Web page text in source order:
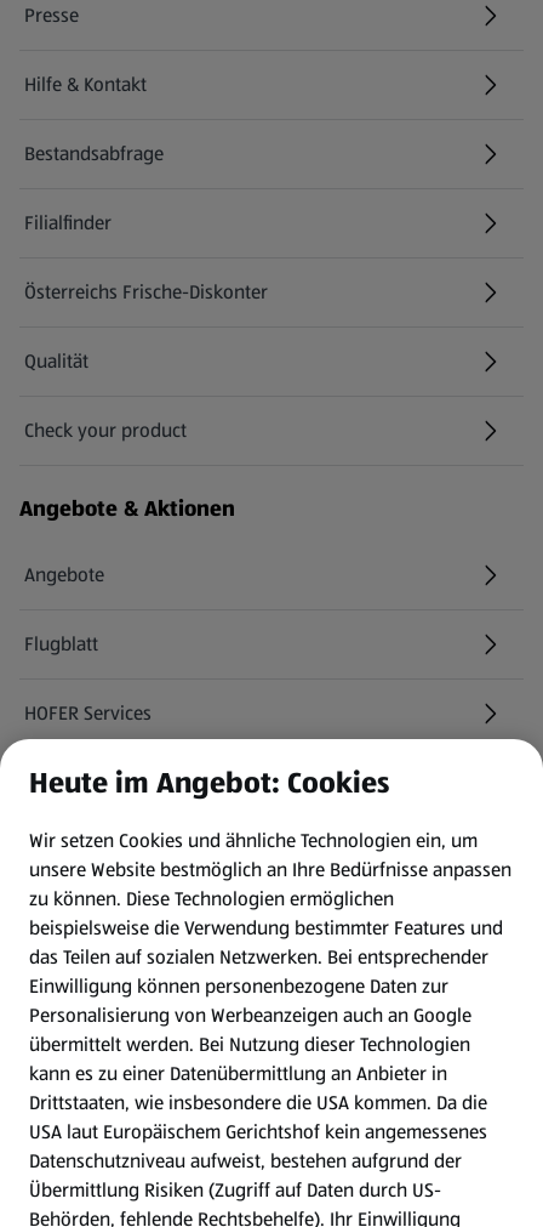
Presse
Hilfe & Kontakt
(öffnet in einem neuen Tab)
Bestandsabfrage
(öffnet in einem neuen Tab)
Filialfinder
Österreichs Frische-Diskonter
Qualität
Check your product
(öffnet in einem neuen Tab)
Angebote & Aktionen
Angebote
Flugblatt
HOFER Services
Newsletter
WhatsApp
Gewinnspiele
Mein HOFER. Meine Einkäufe.
Meine Meinung. Mein HOFER.
Gutscheingroßbestellung
(öffnet in einem neuen Tab)
Folge uns hier:
Heute im Angebot: Cookies
Wir setzen Cookies und ähnliche Technologien ein, um
unsere Website bestmöglich an Ihre Bedürfnisse anpassen
zu können. Diese Technologien ermöglichen
beispielsweise die Verwendung bestimmter Features und
das Teilen auf sozialen Netzwerken. Bei entsprechender
Einwilligung können personenbezogene Daten zur
Personalisierung von Werbeanzeigen auch an Google
übermittelt werden. Bei Nutzung dieser Technologien
kann es zu einer Datenübermittlung an Anbieter in
Drittstaaten, wie insbesondere die USA kommen. Da die
USA laut Europäischem Gerichtshof kein angemessenes
Datenschutzniveau aufweist, bestehen aufgrund der
Übermittlung Risiken (Zugriff auf Daten durch US-
Behörden, fehlende Rechtsbehelfe). Ihr Einwilligung